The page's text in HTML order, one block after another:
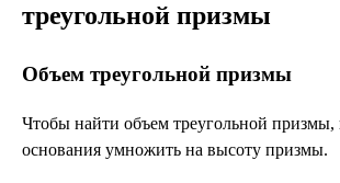
треугольной призмы
Объем треугольной призмы
Чтобы найти объем треугольной призмы,
основания умножить на высоту призмы.